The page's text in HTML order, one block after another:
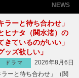
NEWS
ラーと待ち合わせ」
ヒナタ（関水渚）の
きているのがいい」
ッズ欲しい」
ドラマ
2026年8月6日
ーと待ち合わせ」（関